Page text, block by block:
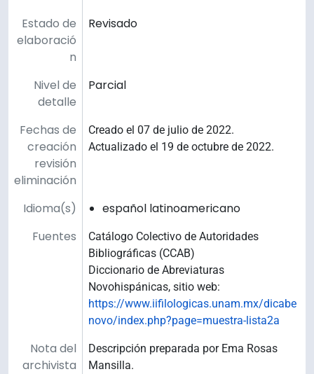
Estado de
elaboració
n
Revisado
Nivel de
detalle
Parcial
Fechas de
creación
revisión
eliminación
Creado el 07 de julio de 2022.
Actualizado el 19 de octubre de 2022.
Idioma(s)
español latinoamericano
Fuentes
Catálogo Colectivo de Autoridades
Bibliográficas (CCAB)
Diccionario de Abreviaturas
Novohispánicas, sitio web:
https://www.iifilologicas.unam.mx/dicabe
novo/index.php?page=muestra-lista2a
Nota del
archivista
Descripción preparada por Ema Rosas
Mansilla.